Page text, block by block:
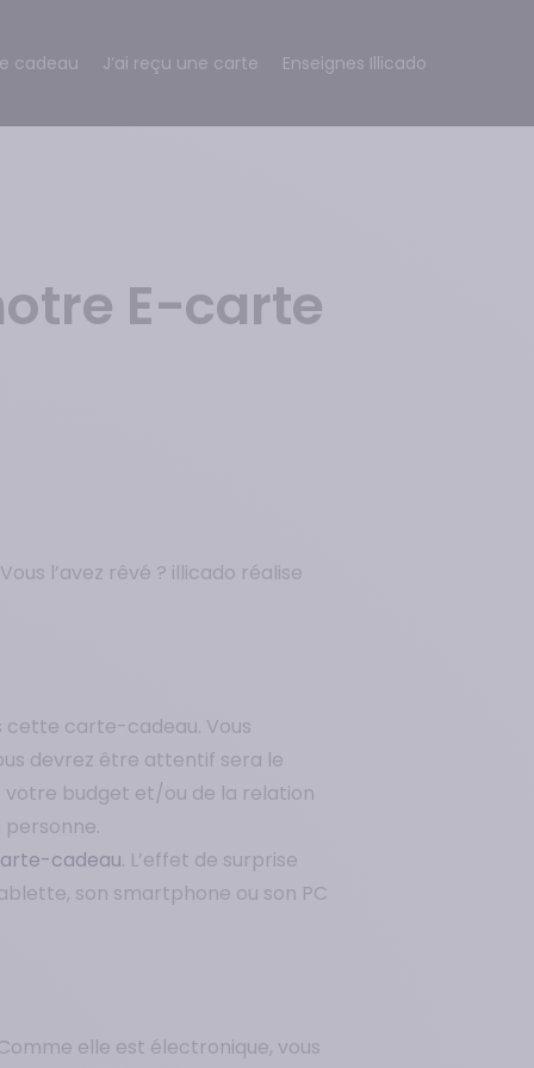
cadeau J’ai reçu une carte Enseignes Illicado
E-carte
l’avez rêvé ? illicado réalise
cette carte-cadeau. Vous
devrez être attentif sera le
budget et/ou de la relation
personne.
cadeau. L’effet de surprise
son smartphone ou son PC
elle est électronique, vous